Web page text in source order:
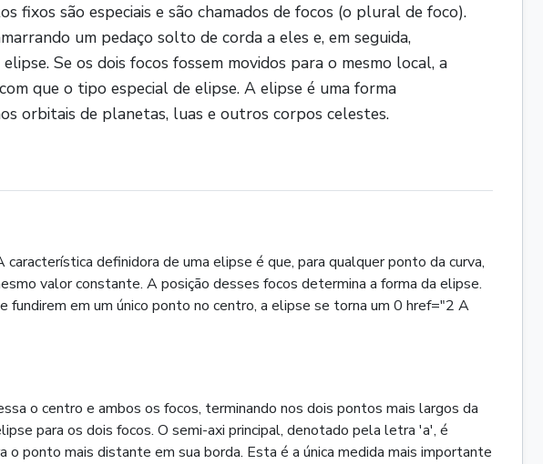
fixos são especiais e são chamados de focos (o plural de foco).
um pedaço solto de corda a eles e, em seguida,
Se os dois focos fossem movidos para o mesmo local, a
que o tipo especial de elipse. A elipse é uma forma
orbitais de planetas, luas e outros corpos celestes.
definidora de uma elipse é que, para qualquer ponto da curva,
valor constante. A posição desses focos determina a forma da elipse.
em um único ponto no centro, a elipse se torna um 0 href="2 A
o centro e ambos os focos, terminando nos dois pontos mais largos da
para os dois focos. O semi-axi principal, denotado pela letra 'a', é
ponto mais distante em sua borda. Esta é a única medida mais importante